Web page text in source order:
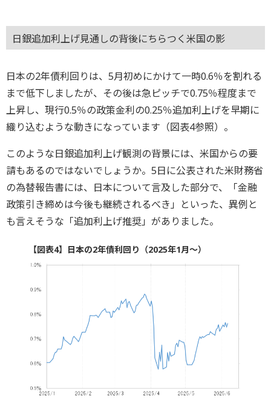
日銀追加利上げ見通しの背後にちらつく米国の影
日本の2年債利回りは、5月初めにかけて一時0.6％を割れる
まで低下しましたが、その後は急ピッチで0.75％程度まで
上昇し、現行0.5％の政策金利の0.25％追加利上げを早期に
織り込むような動きになっています（図表4参照）。
このような日銀追加利上げ観測の背景には、米国からの要
請もあるのではないでしょうか。5日に公表された米財務省
の為替報告書には、日本について言及した部分で、「金融
政策引き締めは今後も継続されるべき」といった、異例と
も言えそうな「追加利上げ推奨」がありました。
【図表4】日本の2年債利回り（2025年1月～）